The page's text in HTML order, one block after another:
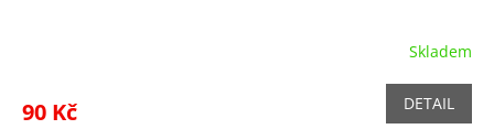
je
Skladem
90 Kč DETAIL